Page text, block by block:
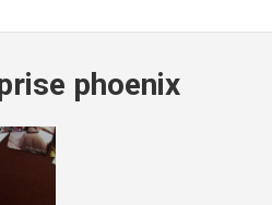
phoenix